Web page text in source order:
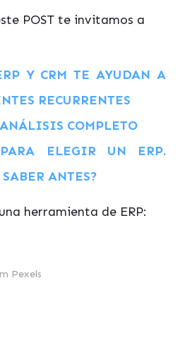
POST te invitamos a
Y CRM TE AYUDAN A
RECURRENTES
COMPLETO
PARA ELEGIR UN ERP.
ANTES?
herramienta de ERP:
Pexels